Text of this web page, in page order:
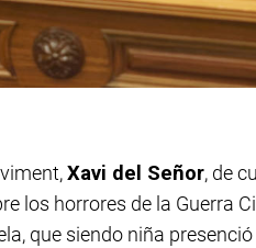
Xavi del Señor, de
los horrores de la Guerra
que siendo niña